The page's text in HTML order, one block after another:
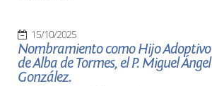
15/10/2025
Nombramiento como Hijo Adoptivo
de Alba de Tormes, el P. Miguel Ángel
González.